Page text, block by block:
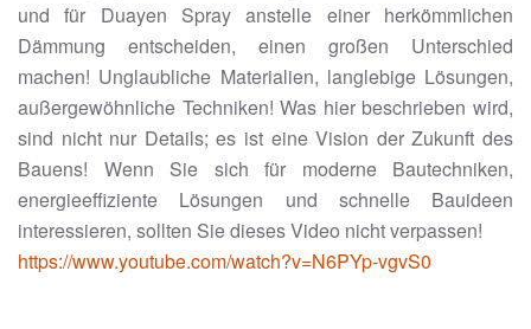
und für Duayen Spray anstelle einer herkömmlichen
Dämmung entscheiden, einen großen Unterschied
machen! Unglaubliche Materialien, langlebige Lösungen,
außergewöhnliche Techniken! Was hier beschrieben wird,
sind nicht nur Details; es ist eine Vision der Zukunft des
Bauens! Wenn Sie sich für moderne Bautechniken,
energieeffiziente Lösungen und schnelle Bauideen
interessieren, sollten Sie dieses Video nicht verpassen!
https://www.youtube.com/watch?v=N6PYp-vgvS0